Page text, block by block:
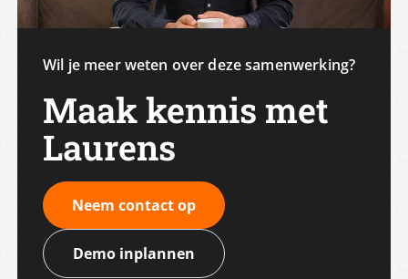
Wil je meer weten over deze samenwerking?
Maak kennis met
Laurens
Neem contact op
Demo inplannen